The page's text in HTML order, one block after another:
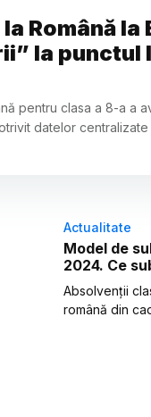
Română
la punctul
pentru clasa a 8-a a
datelor
Actualitate
Model de
2024. Ce
Absolvenții
română din